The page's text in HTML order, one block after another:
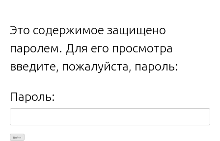
Это содержимое защищено
паролем. Для его просмотра
введите, пожалуйста, пароль:
Пароль: